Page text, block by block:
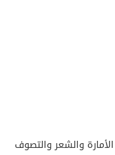
والشعر والتصوف